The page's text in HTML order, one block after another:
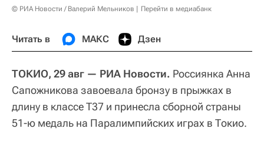
© РИА Новости / Валерий Мельников Перейти в медиабанк
Читать в МАКС Дзен
ТОКИО, 29 авг — РИА Новости. Россиянка Анна
Сапожникова завоевала бронзу в прыжках в
длину в классе Т37 и принесла сборной страны
51-ю медаль на Паралимпийских играх в Токио.